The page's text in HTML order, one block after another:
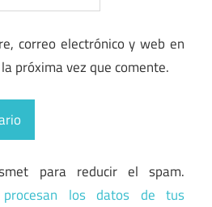
correo electrónico y web en
próxima vez que comente.
para reducir el spam.
los datos de tus